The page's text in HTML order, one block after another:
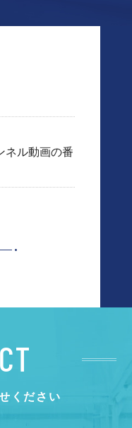
ネル動画の番
ください